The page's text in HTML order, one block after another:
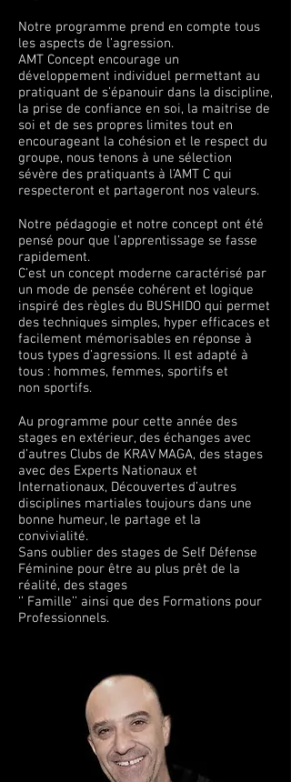
Notre programme prend en compte tous
les aspects de l’agression.
AMT Concept encourage un
développement individuel permettant au
pratiquant de s’épanouir dans la discipline,
la prise de confiance en soi, la maitrise de
soi et de ses propres limites tout en
encourageant la cohésion et le respect du
groupe, nous tenons à une sélection
sévère des pratiquants à l’AMT C qui
respecteront et partageront nos valeurs.
Notre pédagogie et notre concept ont été
pensé pour que l’apprentissage se fasse
rapidement.
C’est un concept moderne caractérisé par
un mode de pensée cohérent et logique
inspiré des règles du BUSHIDO qui permet
des techniques simples, hyper efficaces et
facilement mémorisables en réponse à
tous types d’agressions. Il est adapté à
tous : hommes, femmes, sportifs et
non sportifs.
Au programme pour cette année des
stages en extérieur, des échanges avec
d’autres Clubs de KRAV MAGA, des stages
avec des Experts Nationaux et
Internationaux, Découvertes d’autres
disciplines martiales toujours dans une
bonne humeur, le partage et la
convivialité.
Sans oublier des stages de Self Défense
Féminine pour être au plus prêt de la
réalité, des stages
‘’ Famille’’ ainsi que des Formations pour
Professionnels.